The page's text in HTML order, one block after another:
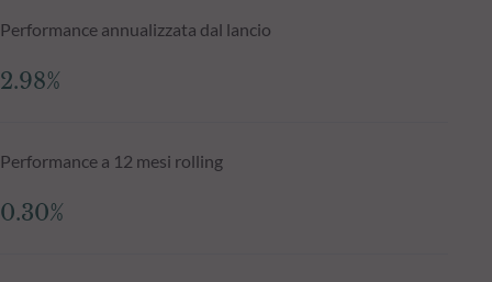
Performance annualizzata dal lancio
2.98%
Performance a 12 mesi rolling
0.30%